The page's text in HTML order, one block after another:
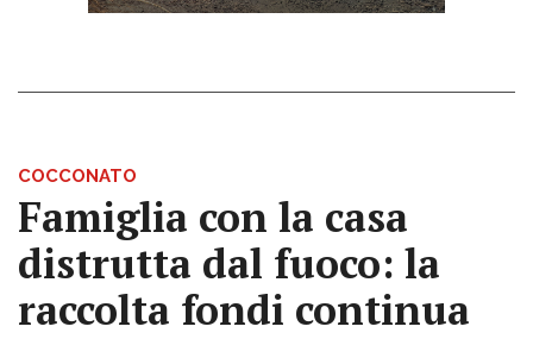
COCCONATO
Famiglia con la casa
distrutta dal fuoco: la
raccolta fondi continua